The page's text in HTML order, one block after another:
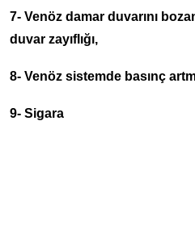
7- Venöz damar duvarını
duvar zayıflığı,
8- Venöz sistemde basınç
9- Sigara